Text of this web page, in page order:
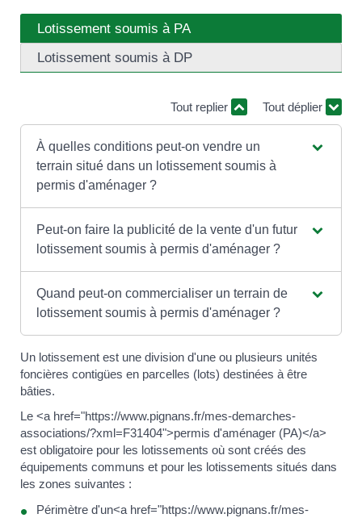
Lotissement soumis à PA
Lotissement soumis à DP
Tout replier Tout déplier
À quelles conditions peut-on vendre un
terrain situé dans un lotissement soumis à
permis d'aménager ?
Peut-on faire la publicité de la vente d'un futur
lotissement soumis à permis d'aménager ?
Quand peut-on commercialiser un terrain de
lotissement soumis à permis d'aménager ?
Un lotissement est une division d'une ou plusieurs unités
foncières contigües en parcelles (lots) destinées à être
bâties.
Le <a href="https://www.pignans.fr/mes-demarches-
associations/?xml=F31404">permis d'aménager (PA)</a>
est obligatoire pour les lotissements où sont créés des
équipements communs et pour les lotissements situés dans
les zones suivantes :
Périmètre d'un<a href="https://www.pignans.fr/mes-